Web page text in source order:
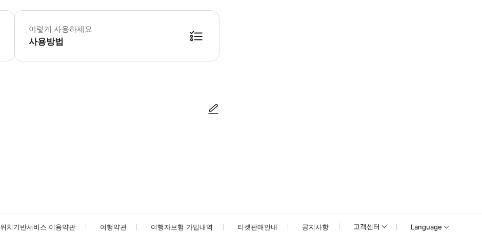
* 소요시간 : 150분 (옵션에 따라 소요 시간이 다를 수 있으니, 예약 시 확인 부탁드립니다.)
이렇게 사용하세요
사용방법
위치기반서비스 이용약관 여행약관 여행자보험 가입내역 티켓판매안내 공지사항 고객센터 Language